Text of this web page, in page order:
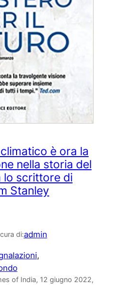
è ora la
nella storia del
lo scrittore di
Stanley
di:admin
of India, 12 giugno 2022,